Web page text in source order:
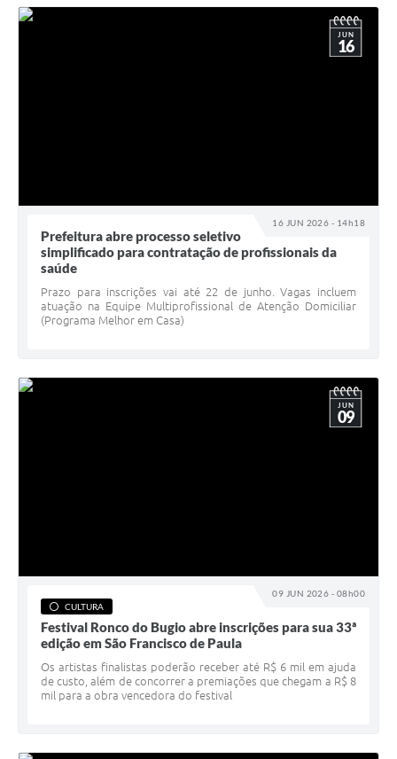
16 JUN 2026 - 14h18
JUN
16
Prefeitura abre processo seletivo
simplificado para contratação de profissionais da
saúde
Prazo para inscrições vai até 22 de junho. Vagas incluem
atuação na Equipe Multiprofissional de Atenção Domiciliar
(Programa Melhor em Casa)
09 JUN 2026 - 08h00
JUN
09
CULTURA
Festival Ronco do Bugio abre inscrições para sua 33ª
edição em São Francisco de Paula
Os artistas finalistas poderão receber até R$ 6 mil em ajuda
de custo, além de concorrer a premiações que chegam a R$ 8
mil para a obra vencedora do festival